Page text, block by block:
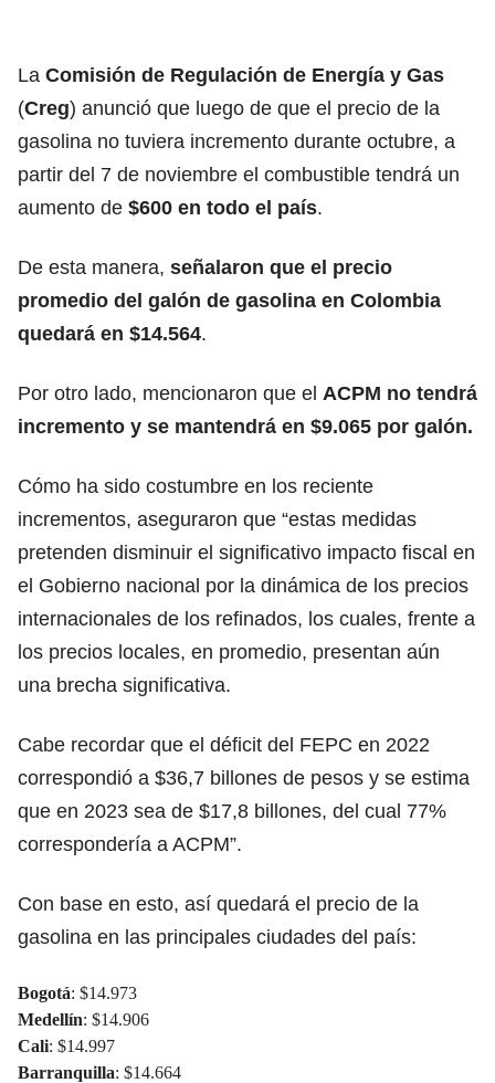
La Comisión de Regulación de Energía y Gas
(Creg) anunció que luego de que el precio de la
gasolina no tuviera incremento durante octubre, a
partir del 7 de noviembre el combustible tendrá un
aumento de $600 en todo el país.
De esta manera, señalaron que el precio
promedio del galón de gasolina en Colombia
quedará en $14.564.
Por otro lado, mencionaron que el ACPM no tendrá
incremento y se mantendrá en $9.065 por galón.
Cómo ha sido costumbre en los reciente
incrementos, aseguraron que “estas medidas
pretenden disminuir el significativo impacto fiscal en
el Gobierno nacional por la dinámica de los precios
internacionales de los refinados, los cuales, frente a
los precios locales, en promedio, presentan aún
una brecha significativa.
Cabe recordar que el déficit del FEPC en 2022
correspondió a $36,7 billones de pesos y se estima
que en 2023 sea de $17,8 billones, del cual 77%
correspondería a ACPM”.
Con base en esto, así quedará el precio de la
gasolina en las principales ciudades del país:
Bogotá: $14.973
Medellín: $14.906
Cali: $14.997
Barranquilla: $14.664